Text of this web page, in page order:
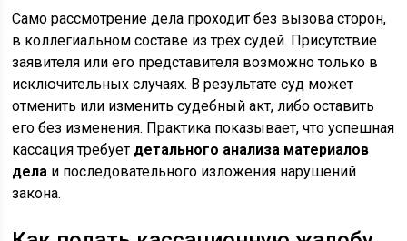
Само рассмотрение дела проходит без вызова сторон,
в коллегиальном составе из трёх судей. Присутствие
заявителя или его представителя возможно только в
исключительных случаях. В результате суд может
отменить или изменить судебный акт, либо оставить
его без изменения. Практика показывает, что успешная
кассация требует детального анализа материалов
дела и последовательного изложения нарушений
закона.